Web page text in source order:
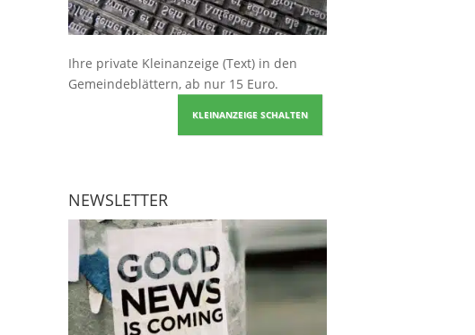
Ihre private Kleinanzeige (Text) in den
Gemeindeblättern, ab nur 15 Euro.
KLEINANZEIGE SCHALTEN
NEWSLETTER